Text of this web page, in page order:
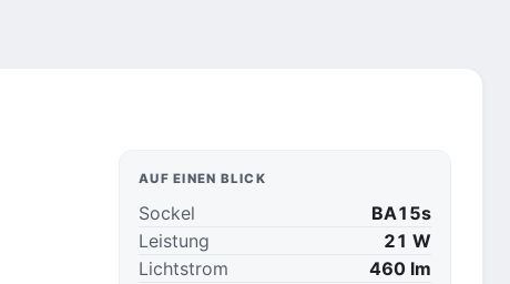
AUF EINEN BLICK
Sockel
BA15s
Leistung
21 W
Lichtstrom
460 lm